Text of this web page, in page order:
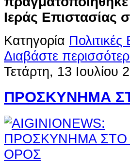
Ιεράς Επιστασίας
Κατηγορία Πολιτικές
Διαβάστε
Τετάρτη, 13 Ιουλίου
ΠΡΟΣΚΥΝΗΜΑ